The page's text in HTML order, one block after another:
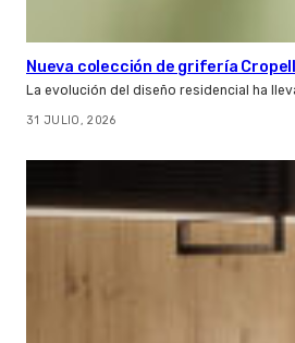
Nueva colección de grifería
La evolución del diseño residencial ha
31 JULIO, 2026